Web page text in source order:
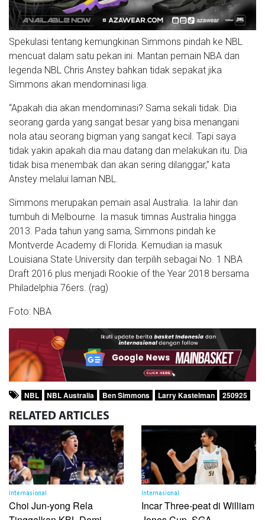
Spekulasi tentang kemungkinan Simmons pindah ke NBL
mencuat dalam satu pekan ini. Mantan pemain NBA dan
legenda NBL Chris Anstey bahkan tidak sepakat jika
Simmons akan mendominasi liga.
“Apakah dia akan mendominasi? Sama sekali tidak. Dia
seorang garda yang sangat besar yang bisa menangani
nola atau seorang bigman yang sangat kecil. Tapi saya
tidak yakin apakah dia mau datang dan melakukan itu. Dia
tidak bisa menembak dan akan sering dilanggar,” kata
Anstey melalui laman NBL.
Simmons merupakan pemain asal Australia. Ia lahir dan
tumbuh di Melbourne. Ia masuk timnas Australia hingga
2013. Pada tahun yang sama, Simmons pindah ke
Montverde Academy di Florida. Kemudian ia masuk
Louisiana State University dan terpilih sebagai No. 1 NBA
Draft 2016 plus menjadi Rookie of the Year 2018 bersama
Philadelphia 76ers. (rag)
Foto: NBA
NBL NBL Australia Ben Simmons Larry Kastelman 250925
RELATED ARTICLES
Internasional
Choi Jun-yong Rela
Internasional
Incar Three-peat di William